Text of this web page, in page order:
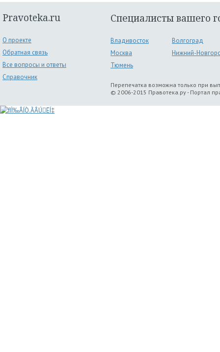
Pravoteka.ru
О проекте
Обратная связь
Все вопросы и ответы
Справочник
Специалисты вашего
Владивосток
Волгоград
Москва
Нижний-
Тюмень
Перепечатка возможна только при
© 2006-2015 Правотека.ру - Портал